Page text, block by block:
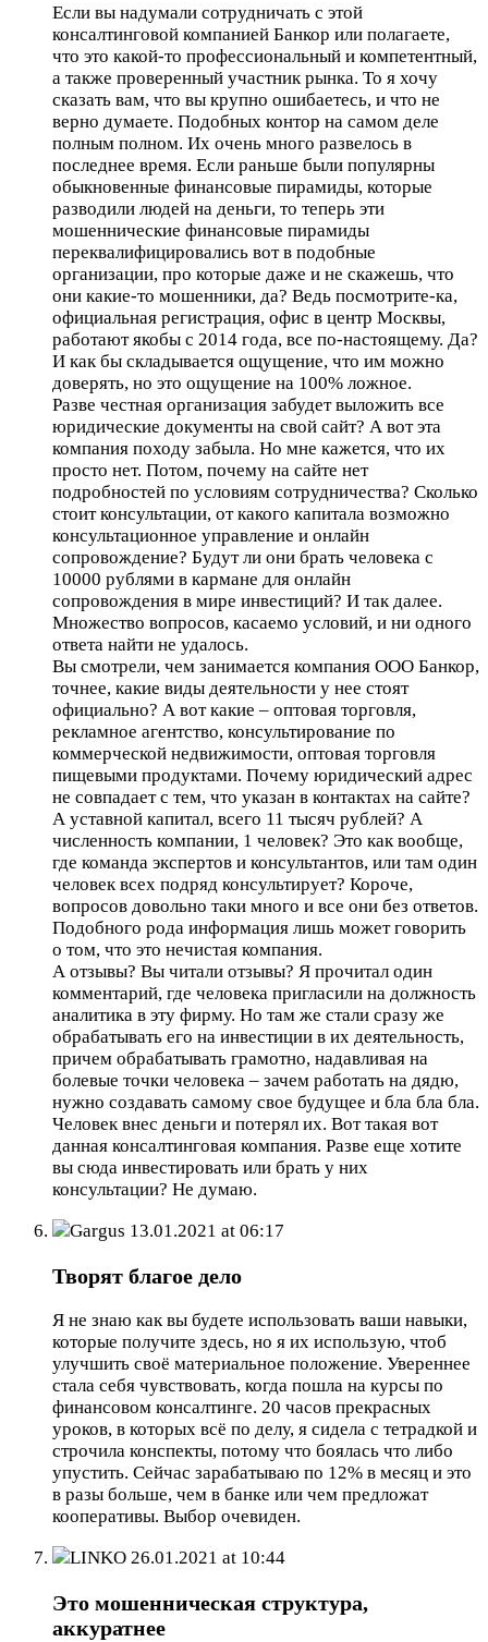
Если вы надумали сотрудничать с этой
консалтинговой компанией Банкор или полагаете,
что это какой-то профессиональный и компетентный,
а также проверенный участник рынка. То я хочу
сказать вам, что вы крупно ошибаетесь, и что не
верно думаете. Подобных контор на самом деле
полным полном. Их очень много развелось в
последнее время. Если раньше были популярны
обыкновенные финансовые пирамиды, которые
разводили людей на деньги, то теперь эти
мошеннические финансовые пирамиды
переквалифицировались вот в подобные
организации, про которые даже и не скажешь, что
они какие-то мошенники, да? Ведь посмотрите-ка,
официальная регистрация, офис в центр Москвы,
работают якобы с 2014 года, все по-настоящему. Да?
И как бы складывается ощущение, что им можно
доверять, но это ощущение на 100% ложное.
Разве честная организация забудет выложить все
юридические документы на свой сайт? А вот эта
компания походу забыла. Но мне кажется, что их
просто нет. Потом, почему на сайте нет
подробностей по условиям сотрудничества? Сколько
стоит консультации, от какого капитала возможно
консультационное управление и онлайн
сопровождение? Будут ли они брать человека с
10000 рублями в кармане для онлайн
сопровождения в мире инвестиций? И так далее.
Множество вопросов, касаемо условий, и ни одного
ответа найти не удалось.
Вы смотрели, чем занимается компания ООО Банкор,
точнее, какие виды деятельности у нее стоят
официально? А вот какие – оптовая торговля,
рекламное агентство, консультирование по
коммерческой недвижимости, оптовая торговля
пищевыми продуктами. Почему юридический адрес
не совпадает с тем, что указан в контактах на сайте?
А уставной капитал, всего 11 тысяч рублей? А
численность компании, 1 человек? Это как вообще,
где команда экспертов и консультантов, или там один
человек всех подряд консультирует? Короче,
вопросов довольно таки много и все они без ответов.
Подобного рода информация лишь может говорить
о том, что это нечистая компания.
А отзывы? Вы читали отзывы? Я прочитал один
комментарий, где человека пригласили на должность
аналитика в эту фирму. Но там же стали сразу же
обрабатывать его на инвестиции в их деятельность,
причем обрабатывать грамотно, надавливая на
болевые точки человека – зачем работать на дядю,
нужно создавать самому свое будущее и бла бла бла.
Человек внес деньги и потерял их. Вот такая вот
данная консалтинговая компания. Разве еще хотите
вы сюда инвестировать или брать у них
консультации? Не думаю.
Gargus 13.01.2021 at 06:17
Творят благое дело
Я не знаю как вы будете использовать ваши навыки,
которые получите здесь, но я их использую, чтоб
улучшить своё материальное положение. Увереннее
стала себя чувствовать, когда пошла на курсы по
финансовом консалтинге. 20 часов прекрасных
уроков, в которых всё по делу, я сидела с тетрадкой и
строчила конспекты, потому что боялась что либо
упустить. Сейчас зарабатываю по 12% в месяц и это
в разы больше, чем в банке или чем предложат
кооперативы. Выбор очевиден.
LINKO 26.01.2021 at 10:44
Это мошенническая структура,
аккуратнее